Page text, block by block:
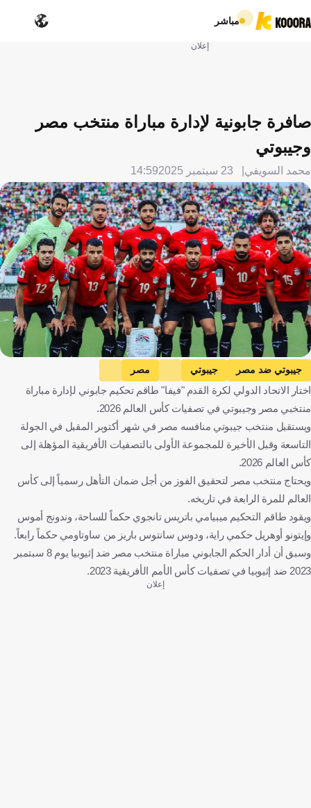
مباشر
إعلان
صافرة جابونية لإدارة مباراة منتخب مصر
وجيبوتي
محمد السويفي 23 سبتمبر 2025 14:59
جيبوتي ضد مصر جيبوتي
مصر
التصفيات المؤهلة لكأس العالم - إفريقيا
جيبوتي مصر كرة قدم
اختار الاتحاد الدولي لكرة القدم "فيفا" طاقم تحكيم جابوني لإدارة مباراة
منتخبي مصر وجيبوتي في تصفيات كأس العالم 2026.
ويستقبل منتخب جيبوتي منافسه مصر في شهر أكتوبر المقبل في الجولة
التاسعة وقبل الأخيرة للمجموعة الأولى بالتصفيات الأفريقية المؤهلة إلى
كأس العالم 2026.
ويحتاج منتخب مصر لتحقيق الفوز من أجل ضمان التأهل رسمياً إلى كأس
العالم للمرة الرابعة في تاريخه.
ويقود طاقم التحكيم ميبيامي باتريس تانجوي حكماً للساحة، وندونج أموس
وإيتونو أوهريل حكمي راية، ودوس سانتوس باريز من ساوتاومي حكماً رابعاً.
وسبق أن أدار الحكم الجابوني مباراة منتخب مصر ضد إثيوبيا يوم 8 سبتمبر
2023 ضد إثيوبيا في تصفيات كأس الأمم الأفريقية 2023.
إعلان